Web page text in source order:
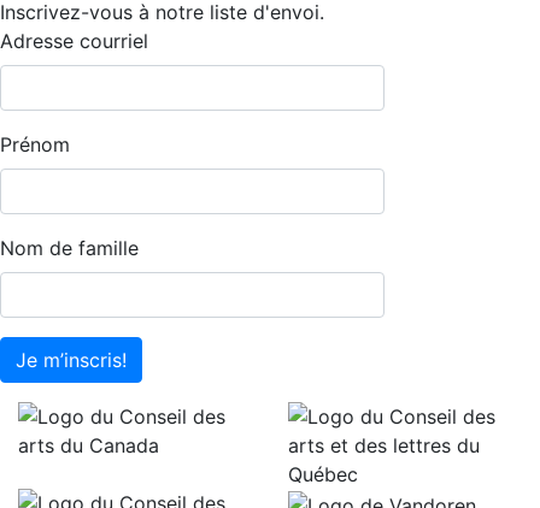
Inscrivez-vous à notre liste d'envoi.
Adresse courriel
Prénom
Nom de famille
Je m’inscris!